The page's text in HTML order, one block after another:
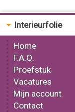
Interieurfolie
Home
F.A.Q.
Proefstuk
Vacatures
Mijn account
Contact